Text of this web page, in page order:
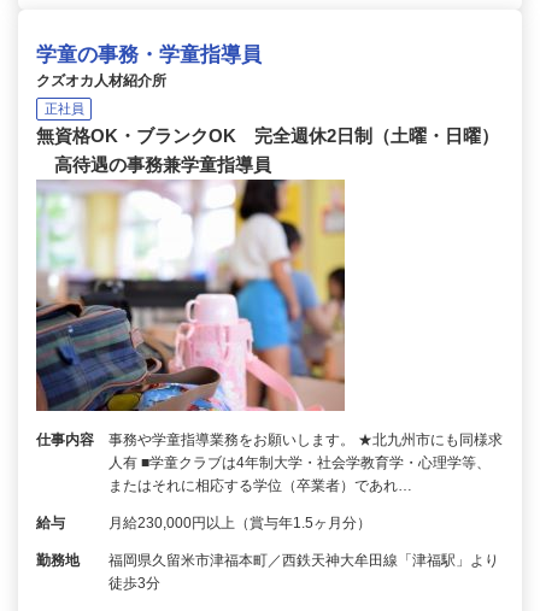
学童の事務・学童指導員
クズオカ人材紹介所
正社員
無資格OK・ブランクOK 完全週休2日制（土曜・日曜）
高待遇の事務兼学童指導員
仕事内容
事務や学童指導業務をお願いします。 ★北九州市にも同様求
人有 ■学童クラブは4年制大学・社会学教育学・心理学等、
またはそれに相応する学位（卒業者）であれ…
給与 月給230,000円以上（賞与年1.5ヶ月分）
勤務地
福岡県久留米市津福本町／西鉄天神大牟田線「津福駅」より
徒歩3分